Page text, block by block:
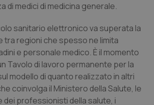
di medici di medicina generale.
sanitario elettronico va superata la
tra regioni che spesso ne limita
e personale medico. È il momento
Tavolo di lavoro permanente per la
modello di quanto realizzato in altri
coinvolga il Ministero della Salute, le
professionisti della salute, i